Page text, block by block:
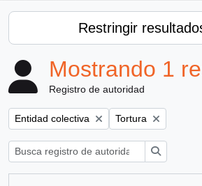
Restringir
Mostrando 1
Registro de autoridad
Remove filter:
Entidad colectiva Remove filter:
Tortura